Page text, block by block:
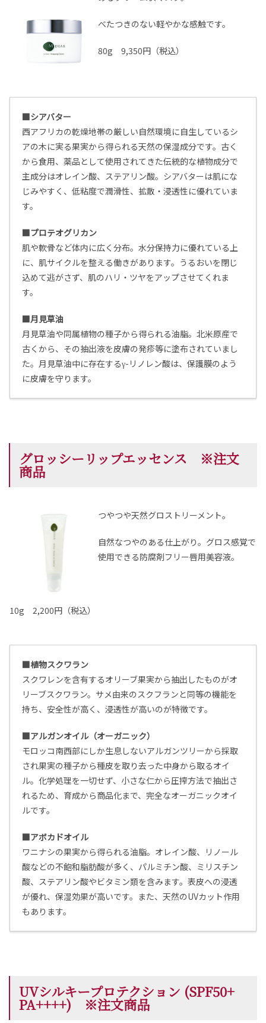
べたつきのない軽やかな感触です。
80g 9,350円（税込）
■シアバター
西アフリカの乾燥地帯の厳しい自然環境に自生しているシ
アの木に実る果実から得られる天然の保湿成分です。古く
から食用、薬品として使用されてきた伝統的な植物成分で
主成分はオレイン酸、ステアリン酸。 シアバターは肌にな
じみやすく、低粘度で潤滑性、拡散・浸透性に優れていま
す。
■プロテオグリカン
肌や軟骨など体内に広く分布。水分保持力に優れている上
に、肌サイクルを整える働きがあります。うるおいを閉じ
込めて逃がさず、肌のハリ・ツヤをアップさせてくれま
す。
■月見草油
月見草油や同属植物の種子から得られる油脂。北米原産で
古くから、その抽出液を皮膚の発疹等に塗布されていまし
た。月見草油中に存在するγ-リノレン酸は、保護膜のよう
に皮膚を守ります。
グロッシーリップエッセンス ※注文
商品
つやつや天然グロストリーメント。
自然なつやのある仕上がり。グロス感覚で
使用できる防腐剤フリー唇用美容液。
10g 2,200円（税込）
■植物スクワラン
スクワレンを含有するオリーブ果実から抽出したものがオ
リーブスクワラン。 サメ由来のスクフランと同等の機能を
持ち、安全性が高く、浸透性が高いのが特徴です。
■アルガンオイル（オーガニック）
モロッコ南西部にしか生息しないアルガンツリーから採取
され果実の種子から種皮を取り去った中身から取るオイ
ル。化学処理を一切せず、小さな仁から圧搾方法で抽出さ
れるため、育成から商品化まで、完全なオーガニックオイ
ルです。
■アボカドオイル
ワニナシの果実から得られる油脂。 オレイン酸、リノール
酸などの不飽和脂肪酸が多く、パルミチン酸、ミリスチン
酸、ステアリン酸やビタミン類を含みます。表皮への浸透
が優れ、保湿効果が高いです。 また、天然のUVカット作用
もあります。
UVシルキープロテクション (SPF50+
PA++++) ※注文商品